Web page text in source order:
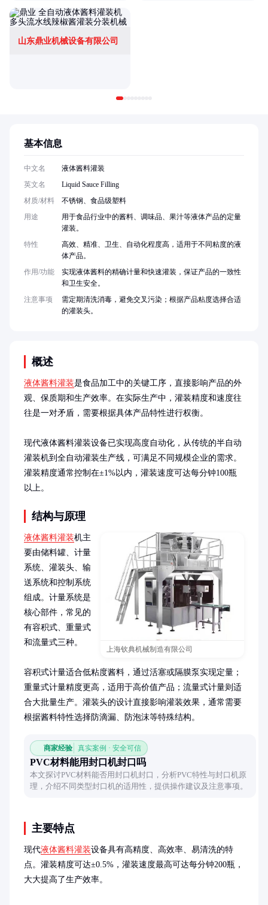
山东鼎业机械设备有限公司
概述
液体酱料灌装是食品加工中的关键工序，直接影响产品的外
观、保质期和生产效率。在实际生产中，灌装精度和速度往
往是一对矛盾，需要根据具体产品特性进行权衡。
现代液体酱料灌装设备已实现高度自动化，从传统的半自动
灌装机到全自动灌装生产线，可满足不同规模企业的需求。
灌装精度通常控制在±1%以内，灌装速度可达每分钟100瓶
以上。
结构与原理
上海钦典机械制造有限公司
液体酱料灌装机主
要由储料罐、计量
系统、灌装头、输
送系统和控制系统
组成。计量系统是
核心部件，常见的
有容积式、重量式
和流量式三种。
容积式计量适合低粘度酱料，通过活塞或隔膜泵实现定量；
重量式计量精度更高，适用于高价值产品；流量式计量则适
合大批量生产。灌装头的设计直接影响灌装效果，通常需要
根据酱料特性选择防滴漏、防泡沫等特殊结构。
商家经验 真实案例 · 安全可信
PVC材料能用封口机封口吗
本文探讨PVC材料能否用封口机封口，分析PVC特性与封口机原
理，介绍不同类型封口机的适用性，提供操作建议及注意事项。
主要特点
现代液体酱料灌装设备具有高精度、高效率、易清洗的特
点。灌装精度可达±0.5%，灌装速度最高可达每分钟200瓶，
大大提高了生产效率。
基本信息
中文名
液体酱料灌装
英文名
Liquid Sauce Filling
材质/材料
不锈钢、食品级塑料
用途
用于食品行业中的酱料、调味品、果汁等液体产品的定量
灌装。
特性
高效、精准、卫生、自动化程度高，适用于不同粘度的液
体产品。
作用/功能
实现液体酱料的精确计量和快速灌装，保证产品的一致性
和卫生安全。
注意事项
需定期清洗消毒，避免交叉污染；根据产品粘度选择合适
的灌装头。